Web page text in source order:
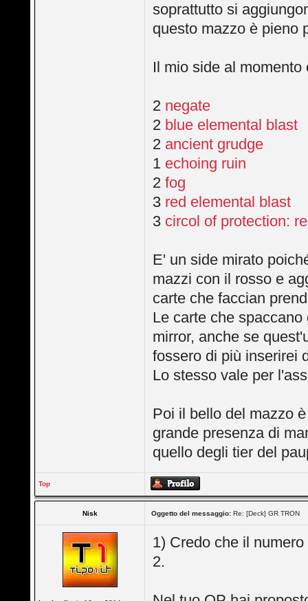
soprattutto si
questo mazzo è pieno
Il mio side al momento
2 negate
2 blue elemental blast
2 ancient grudge
1 echoing ruin
2fog
3 red elemental blast
3 circol of protection:
E' un side mirato
mazzi con il rosso e
carte che faccian
Le carte che
mirror, anche se
fossero di più inserirei
Lo stesso vale per
Poi il bello del mazzo
grande presenza di
quello degli tier del
Top
Nisk Oggetto del messaggio: Re: [Deck] GR TRON
1) Credo che il
2.